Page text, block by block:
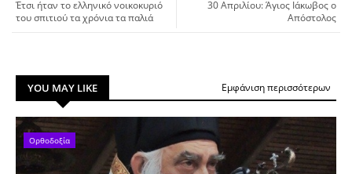
30 Απριλίου: Άγιος Ιάκωβος ο
Απόστολος
Έτσι ήταν το ελληνικό νοικοκυριό
του σπιτιού τα χρόνια τα παλιά
YOU MAY LIKE Εμφάνιση περισσότερων
Ορθοδοξία